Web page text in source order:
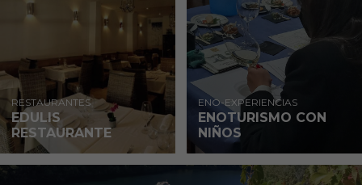
RESTAURANTES
EDULIS
RESTAURANTE
ENO-EXPERIENCIAS
ENOTURISMO CON
NIÑOS